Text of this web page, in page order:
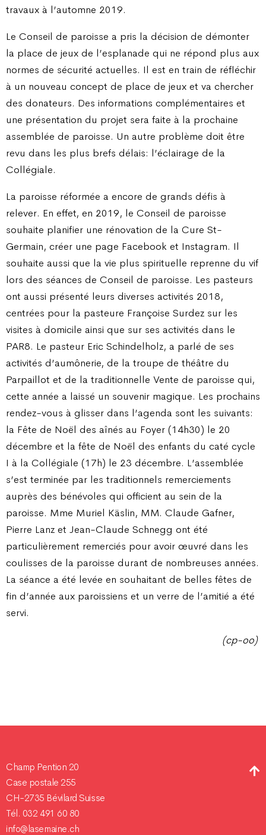
travaux à l’automne 2019.
Le Conseil de paroisse a pris la décision de démonter
la place de jeux de l’esplanade qui ne répond plus aux
normes de sécurité actuelles. Il est en train de réfléchir
à un nouveau concept de place de jeux et va chercher
des donateurs. Des informations complémentaires et
une présentation du projet sera faite à la prochaine
assemblée de paroisse. Un autre problème doit être
revu dans les plus brefs délais: l’éclairage de la
Collégiale.
La paroisse réformée a encore de grands défis à
relever. En effet, en 2019, le Conseil de paroisse
souhaite planifier une rénovation de la Cure St-
Germain, créer une page Facebook et Instagram. Il
souhaite aussi que la vie plus spirituelle reprenne du vif
lors des séances de Conseil de paroisse. Les pasteurs
ont aussi présenté leurs diverses activités 2018,
centrées pour la pasteure Françoise Surdez sur les
visites à domicile ainsi que sur ses activités dans le
PAR8. Le pasteur Eric Schindelholz, a parlé de ses
activités d’aumônerie, de la troupe de théâtre du
Parpaillot et de la traditionnelle Vente de paroisse qui,
cette année a laissé un souvenir magique. Les prochains
rendez-vous à glisser dans l’agenda sont les suivants:
la Fête de Noël des aînés au Foyer (14h30) le 20
décembre et la fête de Noël des enfants du caté cycle
I à la Collégiale (17h) le 23 décembre. L’assemblée
s’est terminée par les traditionnels remerciements
auprès des bénévoles qui officient au sein de la
paroisse. Mme Muriel Käslin, MM. Claude Gafner,
Pierre Lanz et Jean-Claude Schnegg ont été
particulièrement remerciés pour avoir œuvré dans les
coulisses de la paroisse durant de nombreuses années.
La séance a été levée en souhaitant de belles fêtes de
fin d’année aux paroissiens et un verre de l’amitié a été
servi.
(cp-oo)
Champ Pention 20
Case postale 255
CH-2735 Bévilard Suisse
Tél. 032 491 60 80
info@lasemaine.ch